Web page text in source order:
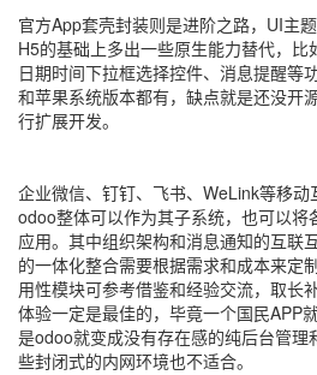
官方App套壳封装则是进阶之路，UI主
H5的基础上多出一些原生能力替代，比
日期时间下拉框选择控件、消息提醒等
和苹果系统版本都有，缺点就是还没开
行扩展开发。
企业微信、钉钉、飞书、WeLink等移动
odoo整体可以作为其子系统，也可以将
应用。其中组织架构和消息通知的互联
的一体化整合需要根据需求和成本来定
用性模块可参考借鉴和经验交流，取长
体验一定是最佳的，毕竟一个国民APP
是odoo就变成没有存在感的纯后台管理
些封闭式的内网环境也不适合。